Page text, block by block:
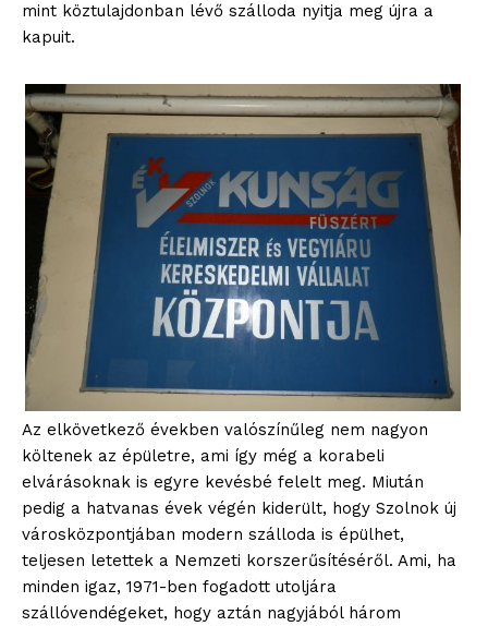
mint köztulajdonban lévő szálloda nyitja meg újra a
kapuit.
Az elkövetkező években valószínűleg nem nagyon
költenek az épületre, ami így még a korabeli
elvárásoknak is egyre kevésbé felelt meg. Miután
pedig a hatvanas évek végén kiderült, hogy Szolnok új
városközpontjában modern szálloda is épülhet,
teljesen letettek a Nemzeti korszerűsítéséről. Ami, ha
minden igaz, 1971-ben fogadott utoljára
szállóvendégeket, hogy aztán nagyjából három